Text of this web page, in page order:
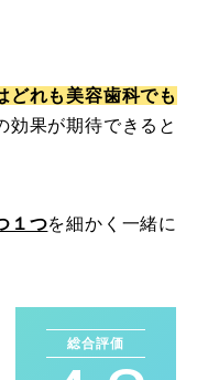
どれも美容歯科でも
効果が期待できると
１つを細かく一緒に
総合評価